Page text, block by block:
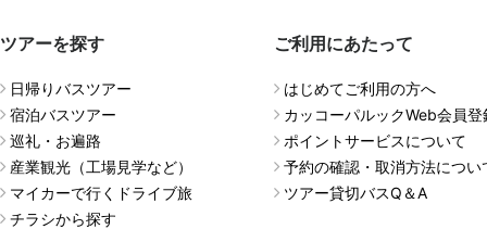
ツアーを探す
日帰りバスツアー
宿泊バスツアー
巡礼・お遍路
産業観光（工場見学など）
マイカーで行くドライブ旅
チラシから探す
ご利用にあたって
はじめてご利用の方へ
カッコーパルックWeb会員
ポイントサービスについて
予約の確認・取消方法につい
ツアー貸切バスQ＆A